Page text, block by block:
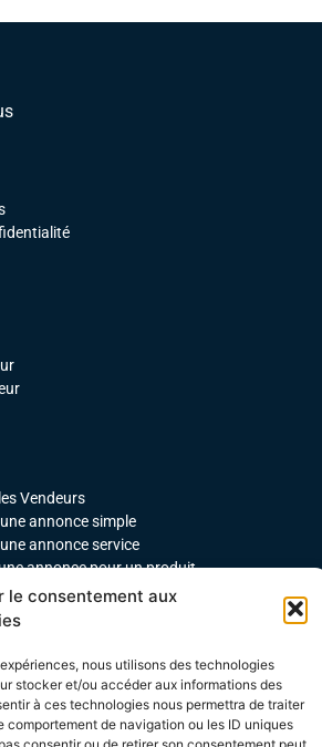
le consentement aux
nous utilisons des technologies
stocker et/ou accéder aux informations des
à ces technologies nous permettra de traiter
comportement de navigation ou les ID uniques
Vendeurs
annonce simple
annonce service
annonce pour un produit
avec des variables
Acheteurs